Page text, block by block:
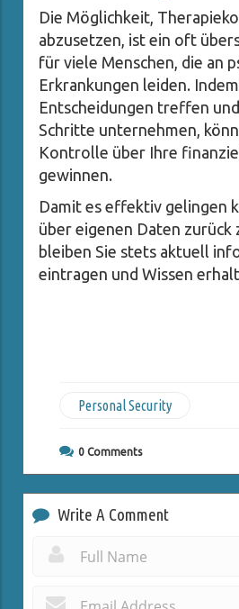
Die Möglichkeit,
abzusetzen, ist ein oft
für viele Menschen, die an
Erkrankungen leiden.
Entscheidungen treffen
Schritte unternehmen,
Kontrolle über Ihre
gewinnen.
Damit es effektiv gelingen
über eigenen Daten zurück
bleiben Sie stets aktuell
eintragen und Wissen
Personal Security
0 Comments
Write A Comment